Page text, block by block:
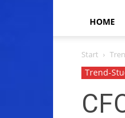
HOME
Start
Trend-